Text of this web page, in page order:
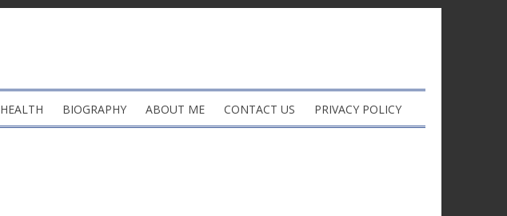
HEALTH BIOGRAPHY ABOUT ME CONTACT US PRIVACY POLICY